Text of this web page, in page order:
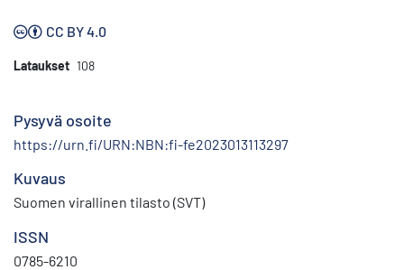
CC BY 4.0
Lataukset 108
Pysyvä osoite
https://urn.fi/URN:NBN:fi-fe2023013113297
Kuvaus
Suomen virallinen tilasto (SVT)
ISSN
0785-6210